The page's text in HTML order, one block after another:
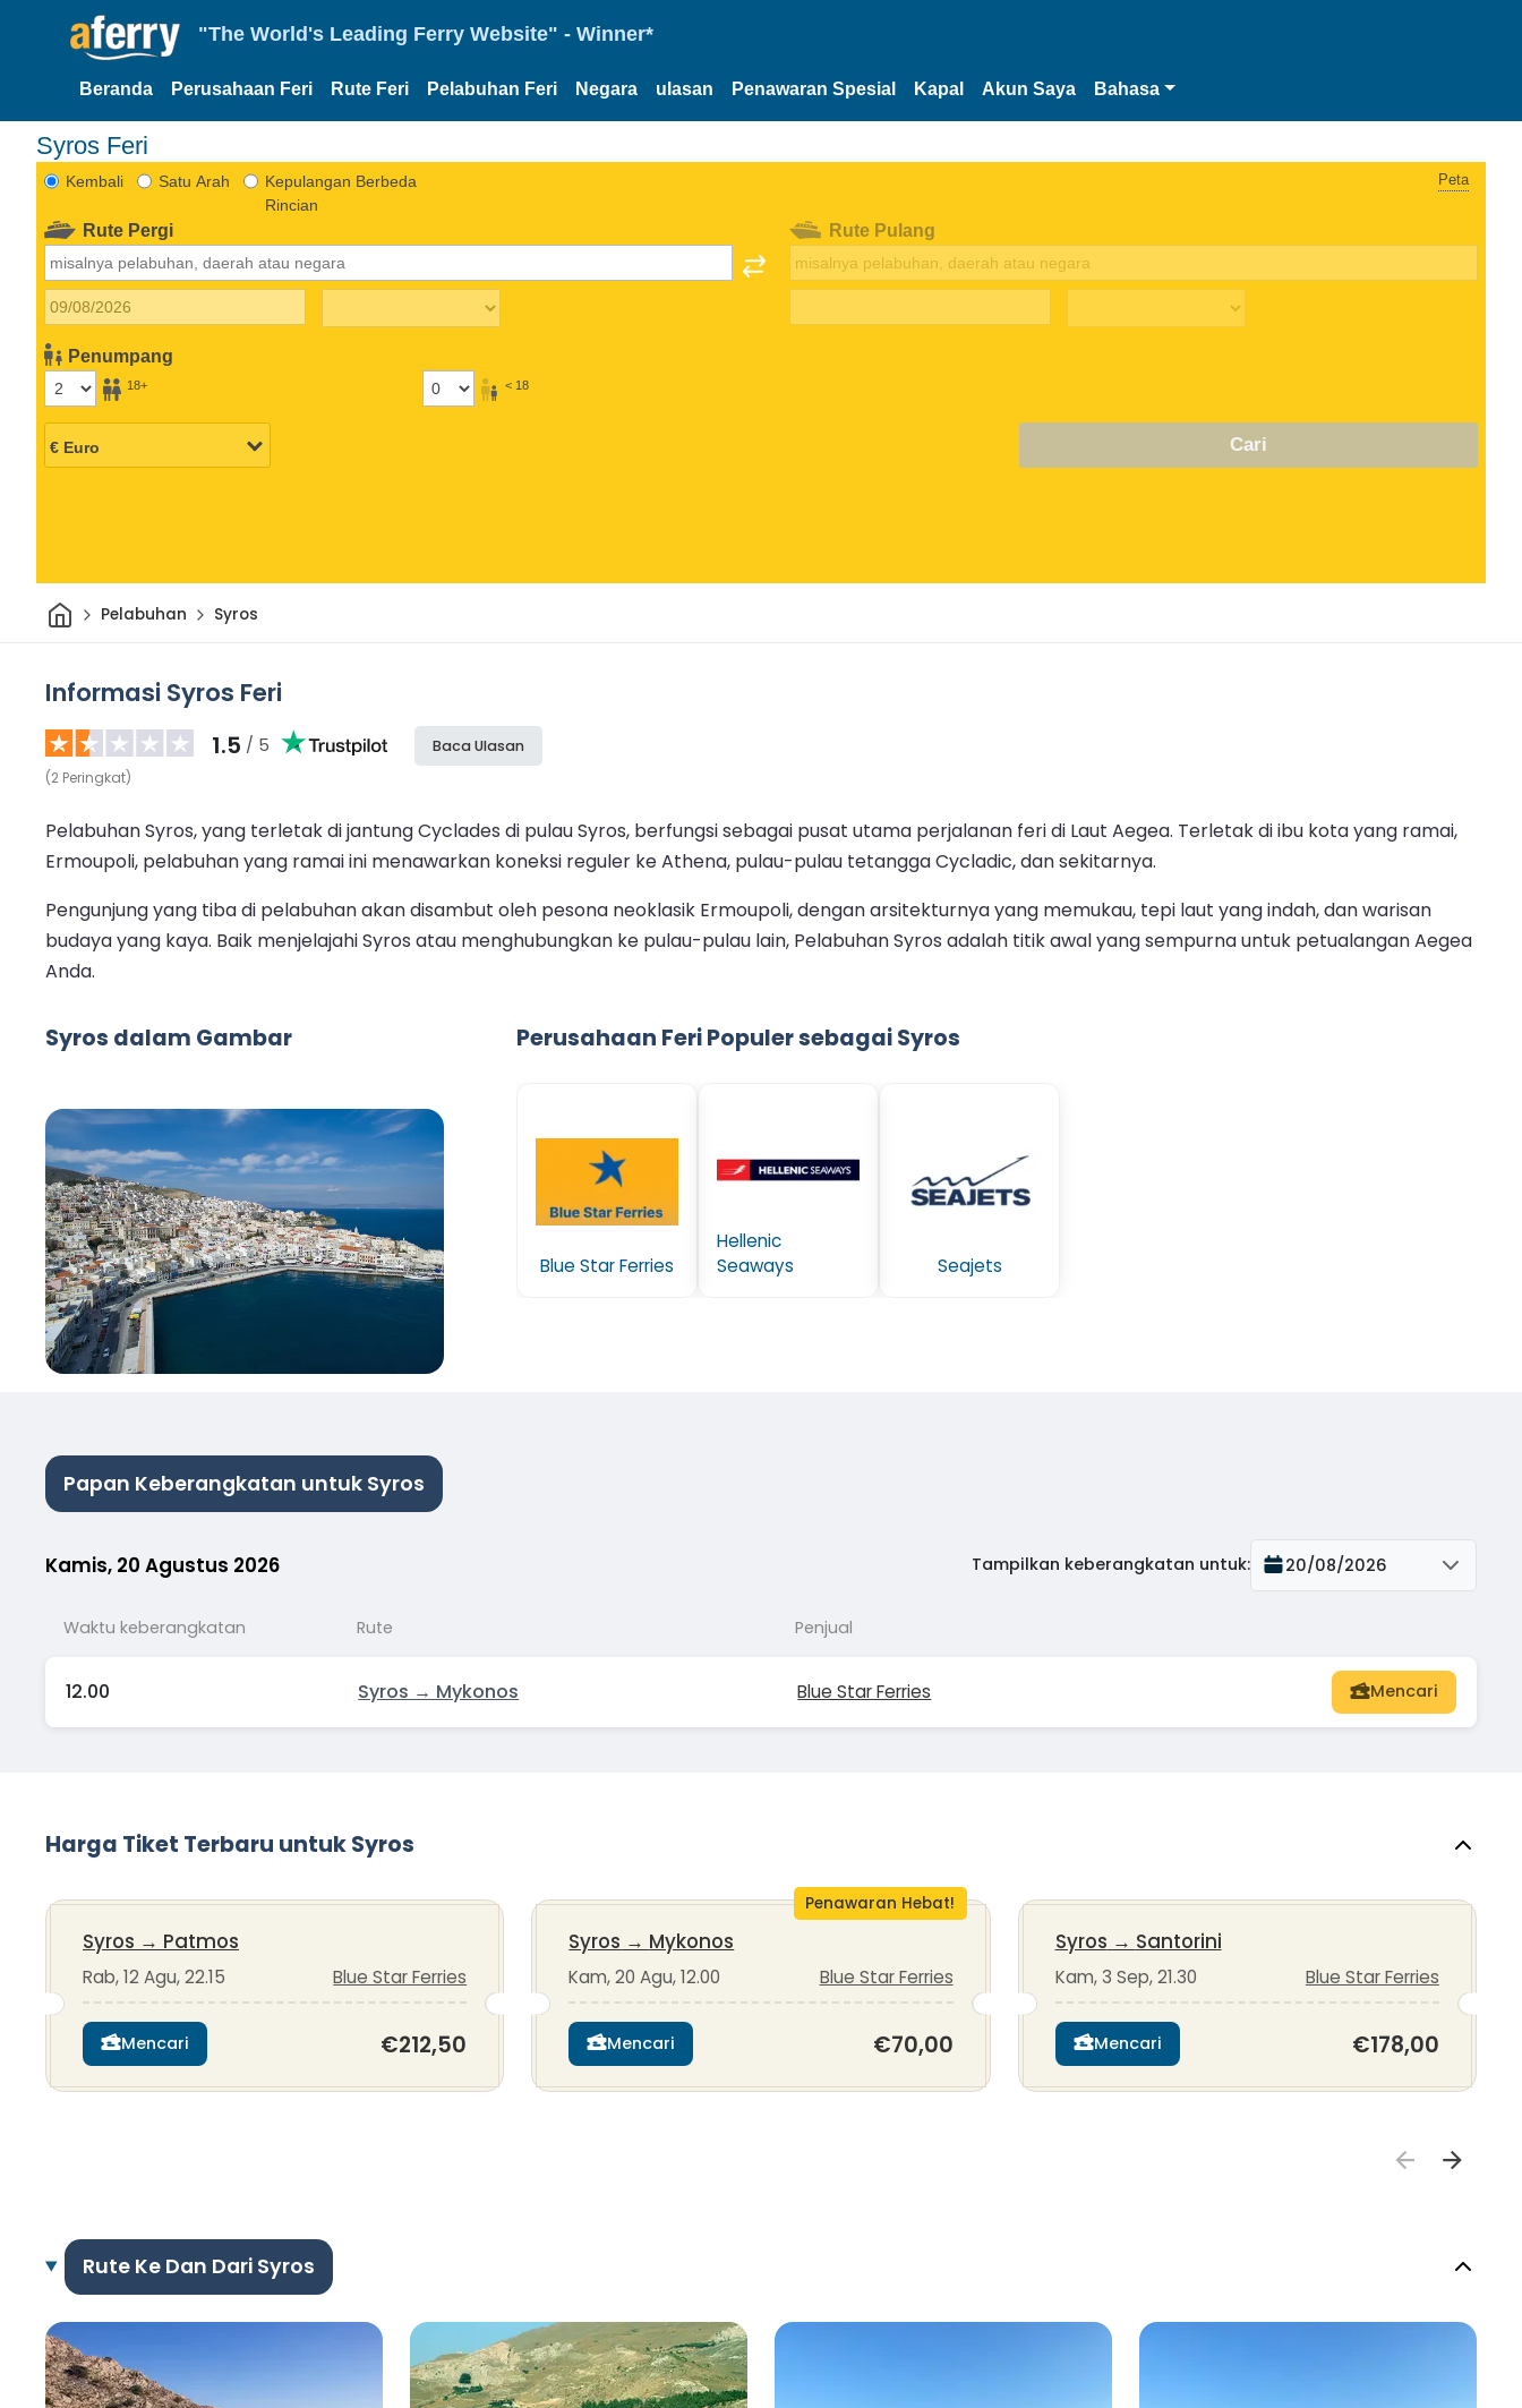
"The World's Leading Ferry Website" - Winner*
Beranda Perusahaan Feri Rute Feri Pelabuhan Feri Negara ulasan Penawaran Spesial Kapal Akun Saya Bahasa
Syros Feri
Kembali Satu Arah
Kepulangan Berbeda
Rincian
Peta
Rute Pergi
Penumpang
18+ < 18
Rute Pulang
Cari
Rumah
Pelabuhan Syros
Informasi Syros Feri
1.5 / 5
(2 Peringkat)
Baca Ulasan
Pelabuhan Syros, yang terletak di jantung Cyclades di pulau Syros, berfungsi sebagai pusat utama perjalanan feri di Laut Aegea. Terletak di ibu kota yang ramai,
Ermoupoli, pelabuhan yang ramai ini menawarkan koneksi reguler ke Athena, pulau-pulau tetangga Cycladic, dan sekitarnya.
Pengunjung yang tiba di pelabuhan akan disambut oleh pesona neoklasik Ermoupoli, dengan arsitekturnya yang memukau, tepi laut yang indah, dan warisan
budaya yang kaya. Baik menjelajahi Syros atau menghubungkan ke pulau-pulau lain, Pelabuhan Syros adalah titik awal yang sempurna untuk petualangan Aegea
Anda.
Syros dalam Gambar Perusahaan Feri Populer sebagai Syros
Blue Star Ferries
Hellenic
Seaways
Seajets
Papan Keberangkatan untuk Syros
Kamis, 20 Agustus 2026 Tampilkan keberangkatan untuk: 20/08/2026
Waktu keberangkatan Rute Penjual
12.00 Syros → Mykonos Blue Star Ferries Mencari
Harga Tiket Terbaru untuk Syros
Syros → Patmos
Rab, 12 Agu, 22.15 Blue Star Ferries
Mencari €212,50
Penawaran Hebat!
Syros → Mykonos
Kam, 20 Agu, 12.00 Blue Star Ferries
Mencari €70,00
Syros → Santorini
Kam, 3 Sep, 21.30 Blue Star Ferries
Mencari €178,00
Rute Ke Dan Dari Syros